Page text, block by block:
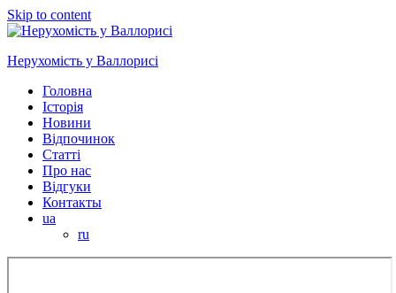
Skip to content
Нерухомість у Валлорисі
Головна
Історія
Новини
Відпочинок
Статті
Про нас
Відгуки
Контакты
ua
ru